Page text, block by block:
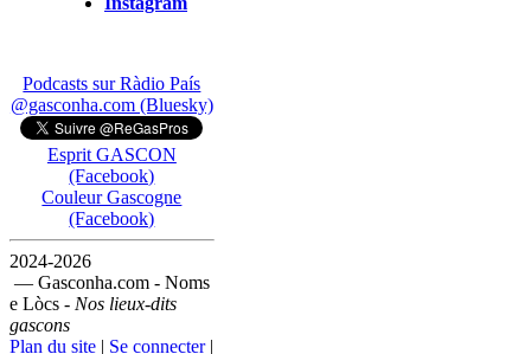
Podcasts sur Ràdio País
@gasconha.com (Bluesky)
Esprit GASCON
(Facebook)
Couleur Gascogne
(Facebook)
2024-2026
— Gasconha.com - Noms
e Lòcs - Nos lieux-dits
gascons
Plan du site | Se connecter|